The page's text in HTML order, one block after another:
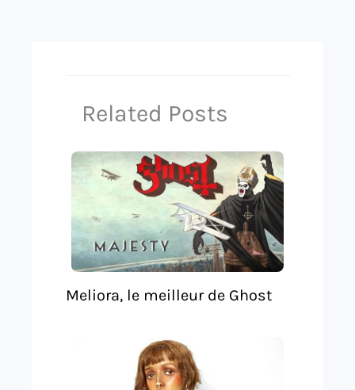
Related Posts
Meliora, le meilleur de Ghost